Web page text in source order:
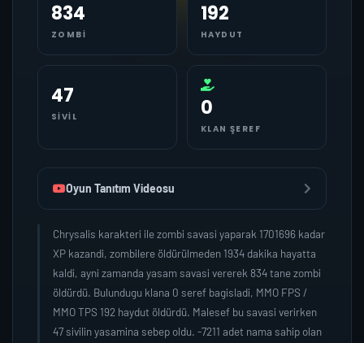
834
ZOMBI
192
HAYDUT
47
SIVIL 0
KLAN ŞEREF
Oyun Tanıtım Videosu
Chrysalis karakteri ile zombi savasi yaparak 1701696 kadar
XP kazandi, zombilere öldürülmeden 1934 dakika hayatta
kaldi, ayni zamanda yasam savasi vererek 834 tane zombi
öldürdü. Bulundugu klana 0 seref bagisladi, MMO FPS /
MMO TPS 192 haydut öldürdü. Malesef bu savasi verirken
47 sivilin yasamina sebep oldu. -7211 adet nama sahip olan